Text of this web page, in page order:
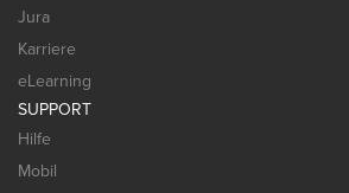
Jura
Karriere
eLearning
SUPPORT
Hilfe
Mobil